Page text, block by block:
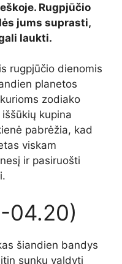
Rugpjūčio
jums suprasti,
laukti.
rugpjūčio dienomis
planetos
zodiako
kupina
pabrėžia, kad
viskam
ir pasiruošti
04.20)
šiandien bandys
sunku valdyti